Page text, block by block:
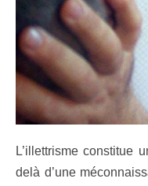
L’illettrisme constitue
delà d’une